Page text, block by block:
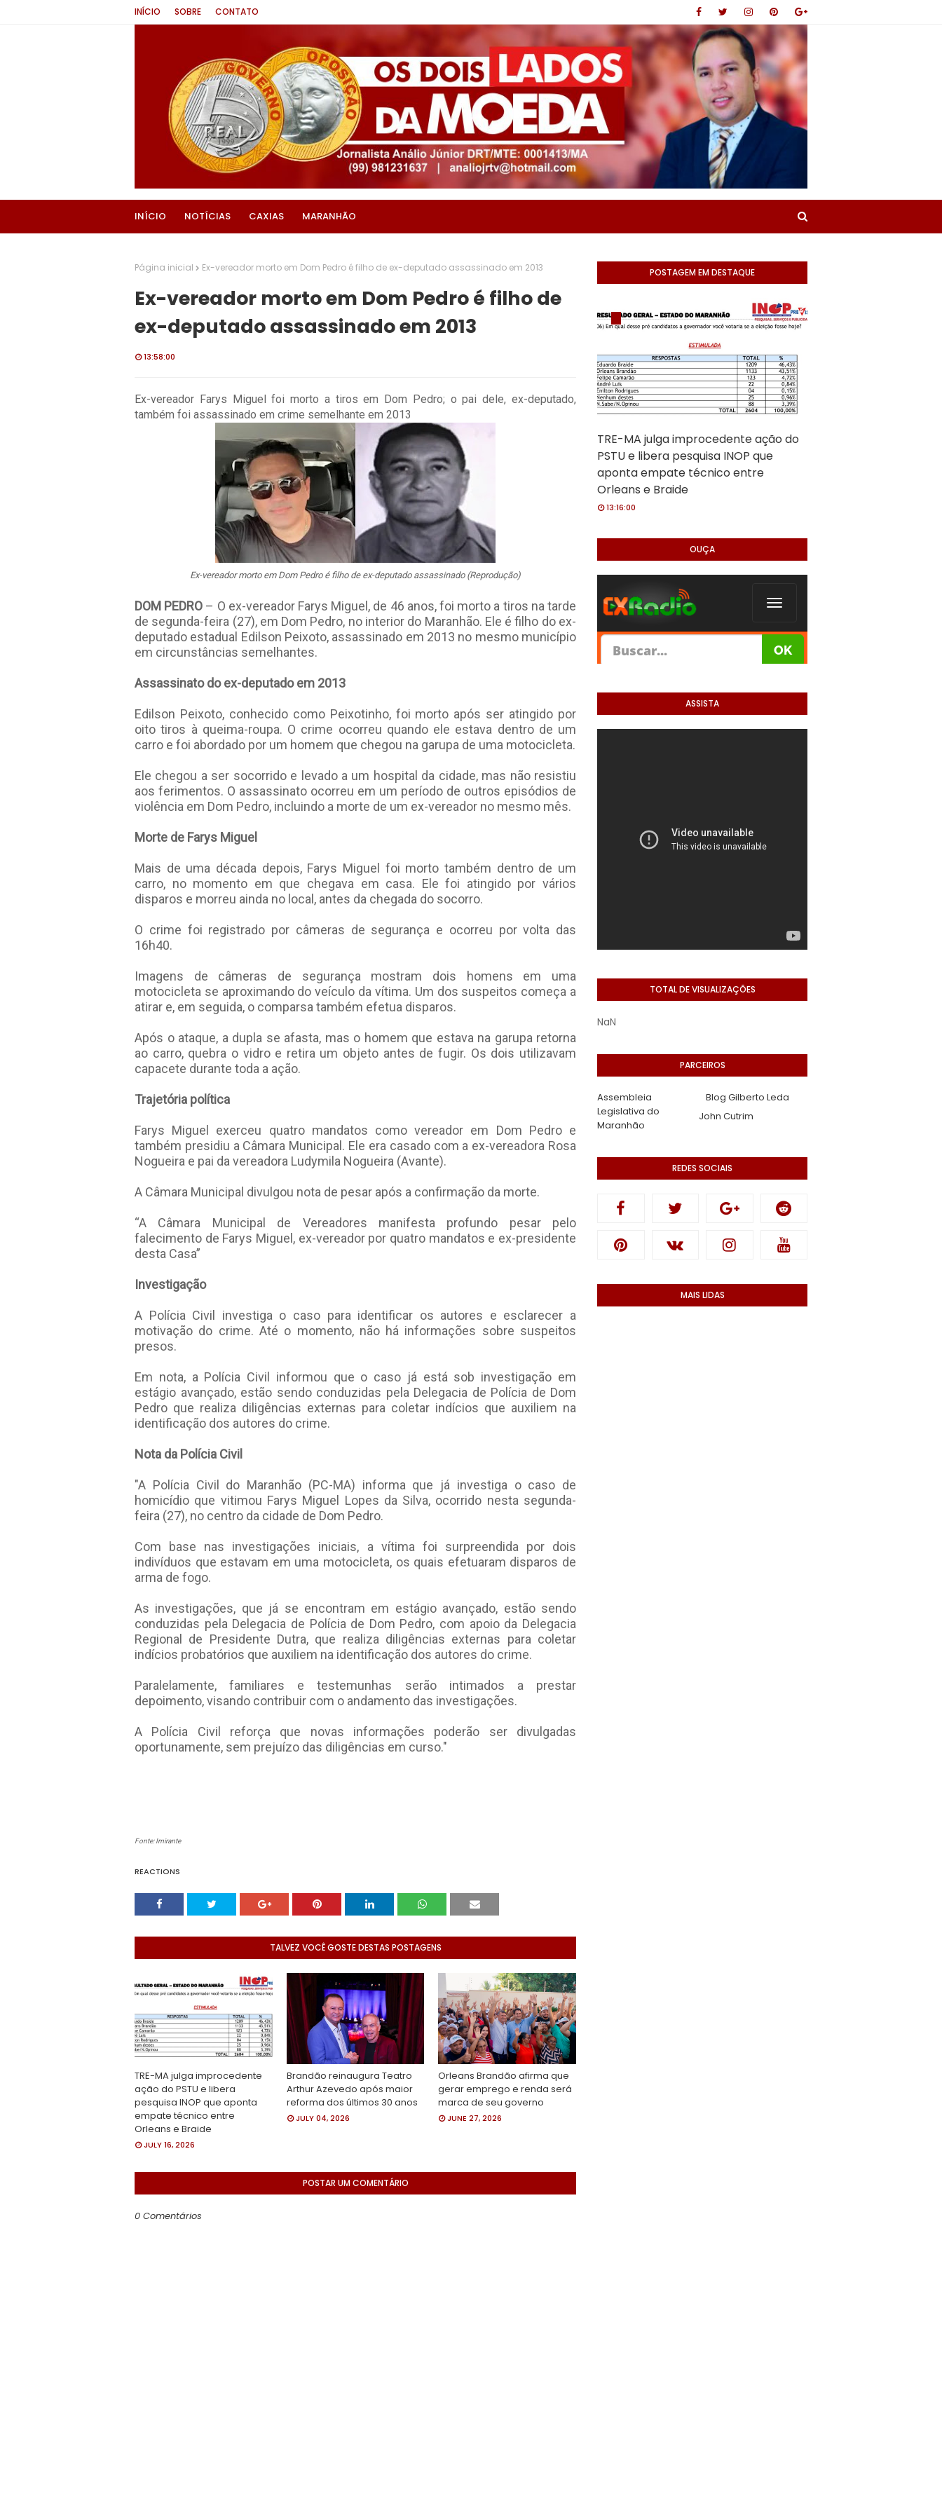
INÍCIO SOBRE CONTATO
INÍCIO NOTÍCIAS CAXIAS MARANHÃO
Página inicial Ex-vereador morto em Dom Pedro é filho de ex-deputado assassinado em 2013
Ex-vereador morto em Dom Pedro é filho de
ex-deputado assassinado em 2013
13:58:00
Ex-vereador Farys Miguel foi morto a tiros em Dom Pedro; o pai dele, ex-deputado,
também foi assassinado em crime semelhante em 2013
Ex-vereador morto em Dom Pedro é filho de ex-deputado assassinado (Reprodução)
DOM PEDRO – O ex-vereador Farys Miguel, de 46 anos, foi morto a tiros na tarde
de segunda-feira (27), em Dom Pedro, no interior do Maranhão. Ele é filho do ex-
deputado estadual Edilson Peixoto, assassinado em 2013 no mesmo município
em circunstâncias semelhantes.
Assassinato do ex-deputado em 2013
Edilson Peixoto, conhecido como Peixotinho, foi morto após ser atingido por
oito tiros à queima-roupa. O crime ocorreu quando ele estava dentro de um
carro e foi abordado por um homem que chegou na garupa de uma motocicleta.
Ele chegou a ser socorrido e levado a um hospital da cidade, mas não resistiu
aos ferimentos. O assassinato ocorreu em um período de outros episódios de
violência em Dom Pedro, incluindo a morte de um ex-vereador no mesmo mês.
Morte de Farys Miguel
Mais de uma década depois, Farys Miguel foi morto também dentro de um
carro, no momento em que chegava em casa. Ele foi atingido por vários
disparos e morreu ainda no local, antes da chegada do socorro.
O crime foi registrado por câmeras de segurança e ocorreu por volta das
16h40.
Imagens de câmeras de segurança mostram dois homens em uma
motocicleta se aproximando do veículo da vítima. Um dos suspeitos começa a
atirar e, em seguida, o comparsa também efetua disparos.
Após o ataque, a dupla se afasta, mas o homem que estava na garupa retorna
ao carro, quebra o vidro e retira um objeto antes de fugir. Os dois utilizavam
capacete durante toda a ação.
Trajetória política
Farys Miguel exerceu quatro mandatos como vereador em Dom Pedro e
também presidiu a Câmara Municipal. Ele era casado com a ex-vereadora Rosa
Nogueira e pai da vereadora Ludymila Nogueira (Avante).
A Câmara Municipal divulgou nota de pesar após a confirmação da morte.
“A Câmara Municipal de Vereadores manifesta profundo pesar pelo
falecimento de Farys Miguel, ex-vereador por quatro mandatos e ex-presidente
desta Casa”
Investigação
A Polícia Civil investiga o caso para identificar os autores e esclarecer a
motivação do crime. Até o momento, não há informações sobre suspeitos
presos.
Em nota, a Polícia Civil informou que o caso já está sob investigação em
estágio avançado, estão sendo conduzidas pela Delegacia de Polícia de Dom
Pedro que realiza diligências externas para coletar indícios que auxiliem na
identificação dos autores do crime.
Nota da Polícia Civil
"A Polícia Civil do Maranhão (PC-MA) informa que já investiga o caso de
homicídio que vitimou Farys Miguel Lopes da Silva, ocorrido nesta segunda-
feira (27), no centro da cidade de Dom Pedro.
Com base nas investigações iniciais, a vítima foi surpreendida por dois
indivíduos que estavam em uma motocicleta, os quais efetuaram disparos de
arma de fogo.
As investigações, que já se encontram em estágio avançado, estão sendo
conduzidas pela Delegacia de Polícia de Dom Pedro, com apoio da Delegacia
Regional de Presidente Dutra, que realiza diligências externas para coletar
indícios probatórios que auxiliem na identificação dos autores do crime.
Paralelamente, familiares e testemunhas serão intimados a prestar
depoimento, visando contribuir com o andamento das investigações.
A Polícia Civil reforça que novas informações poderão ser divulgadas
oportunamente, sem prejuízo das diligências em curso."
Fonte: Imirante
REACTIONS
TALVEZ VOCÊ GOSTE DESTAS POSTAGENS
TRE-MA julga improcedente
ação do PSTU e libera
pesquisa INOP que aponta
empate técnico entre
Orleans e Braide
JULY 16, 2026
Brandão reinaugura Teatro
Arthur Azevedo após maior
reforma dos últimos 30 anos
JULY 04, 2026
Orleans Brandão afirma que
gerar emprego e renda será
marca de seu governo
JUNE 27, 2026
POSTAR UM COMENTÁRIO
0 Comentários
POSTAGEM EM DESTAQUE
TRE-MA julga improcedente ação do
PSTU e libera pesquisa INOP que
aponta empate técnico entre
Orleans e Braide
13:16:00
OUÇA
ASSISTA
TOTAL DE VISUALIZAÇÕES
NaN
PARCEIROS
Assembleia
Legislativa do
Maranhão
Blog Gilberto Leda
John Cutrim
REDES SOCIAIS
MAIS LIDAS